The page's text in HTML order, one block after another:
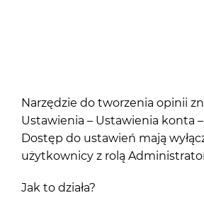
Narzędzie do tworzenia opinii
Ustawienia – Ustawienia konta
Dostęp do ustawień mają
użytkownicy z rolą
Jak to działa?